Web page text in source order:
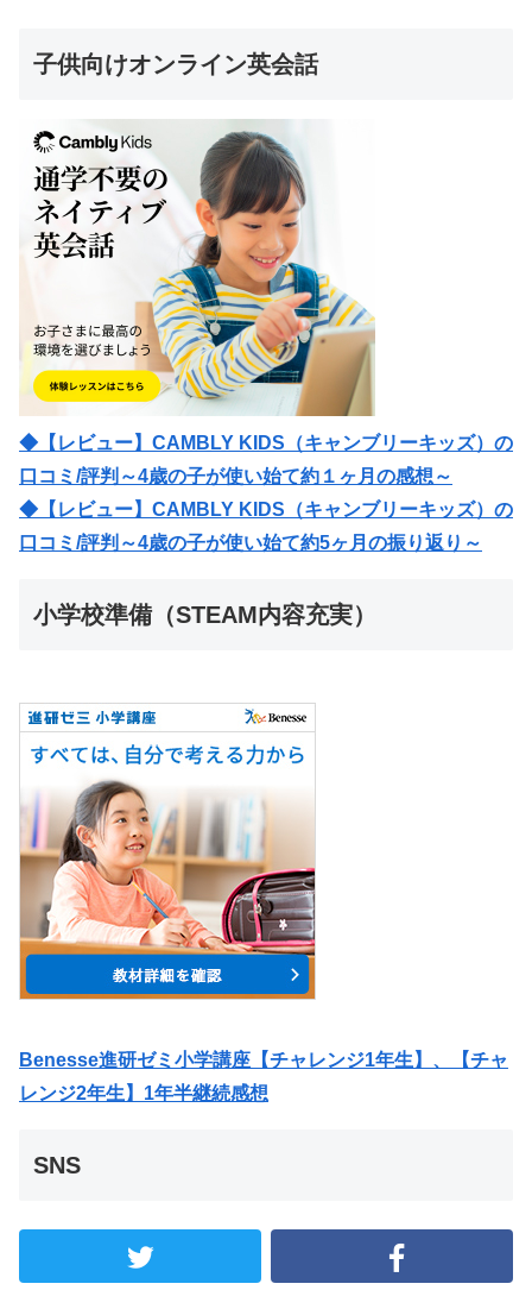
子供向けオンライン英会話
◆【レビュー】CAMBLY KIDS（キャンブリーキッズ）の
口コミ/評判～4歳の子が使い始て約１ヶ月の感想～
◆【レビュー】CAMBLY KIDS（キャンブリーキッズ）の
口コミ/評判～4歳の子が使い始て約5ヶ月の振り返り～
小学校準備（STEAM内容充実）
Benesse進研ゼミ小学講座【チャレンジ1年生】、【チャ
レンジ2年生】1年半継続感想
SNS